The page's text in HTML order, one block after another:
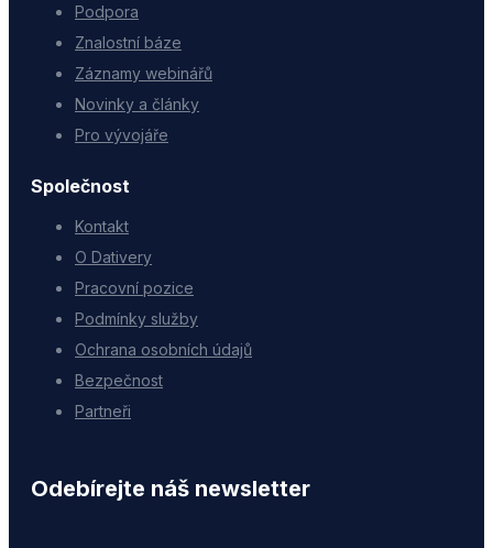
Podpora
Znalostní báze
Záznamy webinářů
Novinky a články
Pro vývojáře
Společnost
Kontakt
O Dativery
Pracovní pozice
Podmínky služby
Ochrana osobních údajů
Bezpečnost
Partneři
Odebírejte náš newsletter